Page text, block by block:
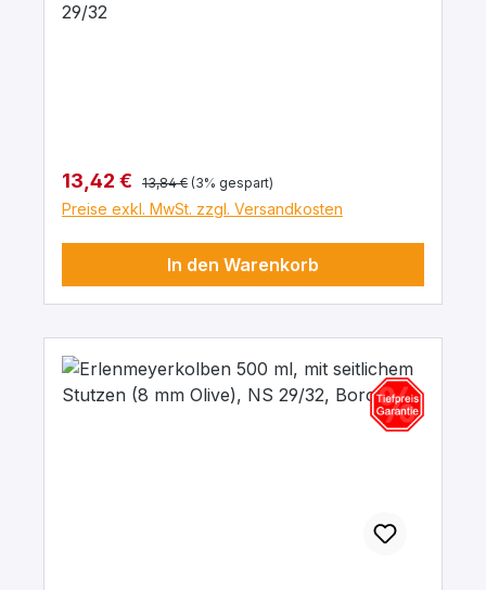
29/32
Verkaufspreis:
13,42 € Regulärer Preis:
13,84 € (3% gespart)
Preise exkl. MwSt. zzgl. Versandkosten
In den Warenkorb